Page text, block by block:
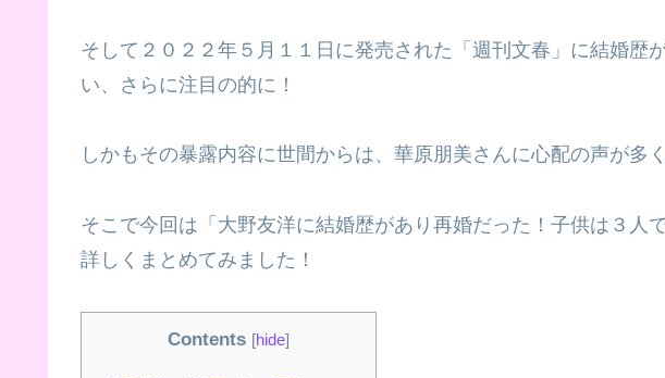
そして２０２２年５月１１日に発売された「週刊文春」に結婚歴
い、さらに注目の的に！
しかもその暴露内容に世間からは、華原朋美さんに心配の声が多
そこで今回は「大野友洋に結婚歴があり再婚だった！子供は３人
詳しくまとめてみました！
Contents [hide]